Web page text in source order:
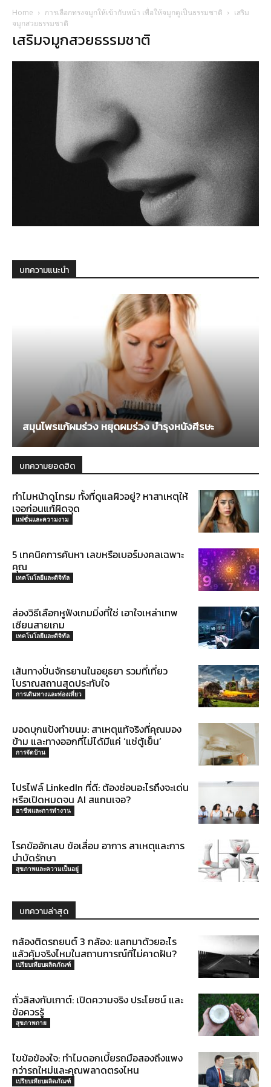
Home การเลือกทรงจมูกให้เข้ากับหน้า เพื่อให้จมูกดูเป็นธรรมชาติ
เสริม
จมูกสวยธรรมชาติ
เสริมจมูกสวยธรรมชาติ
บทความแนะนำ
สมุนไพรแก้ผมร่วง หยุดผมร่วง บำรุงหนังศีรษะ
บทความยอดฮิต
ทำไมหน้าดูโทรม ทั้งที่ดูแลผิวอยู่? หาสาเหตุให้
เจอก่อนแก้ผิดจุด
แฟชั่นและความงาม
5 เทคนิคการค้นหา เลขหรือเบอร์มงคลเฉพาะ
คุณ
เทคโนโลยีและดิจิทัล
ส่องวิธีเลือกหูฟังเกมมิ่งที่ใช่ เอาใจเหล่าเทพ
เซียนสายเกม
เทคโนโลยีและดิจิทัล
เส้นทางปั่นจักรยานในอยุธยา รวมที่เที่ยว
โบราณสถานสุดประทับใจ
การเดินทางและท่องเที่ยว
มอดบุกแป้งทำขนม: สาเหตุแท้จริงที่คุณมอง
ข้าม และทางออกที่ไม่ได้มีแค่ ‘แช่ตู้เย็น’
การจัดบ้าน
โปรไฟล์ LinkedIn ที่ดี: ต้องซ่อนอะไรถึงจะเด่น
หรือเปิดหมดจน AI สแกนเจอ?
อาชีพและการทำงาน
โรคข้ออักเสบ ข้อเสื่อม อาการ สาเหตุและการ
บำบัดรักษา
สุขภาพและความเป็นอยู่
บทความล่าสุด
กล้องติดรถยนต์ 3 กล้อง: แลกมาด้วยอะไร
แล้วคุ้มจริงไหมในสถานการณ์ที่ไม่คาดฝัน?
เปรียบเทียบผลิตภัณฑ์
ถั่วลิสงกับเกาต์: เปิดความจริง ประโยชน์ และ
ข้อควรรู้
สุขภาพกาย
ไขข้อข้องใจ: ทำไมดอกเบี้ยรถมือสองถึงแพง
กว่ารถใหม่และคุณพลาดตรงไหน
เปรียบเทียบผลิตภัณฑ์